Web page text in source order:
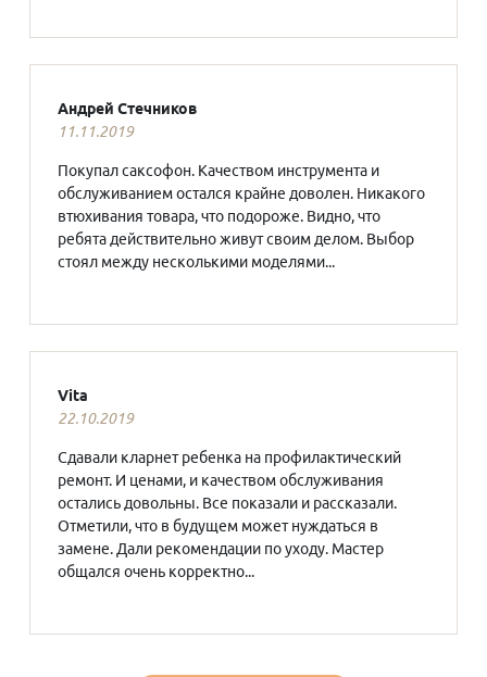
Андрей Стечников
11.11.2019
Покупал саксофон. Качеством инструмента и
обслуживанием остался крайне доволен. Никакого
втюхивания товара, что подороже. Видно, что
ребята действительно живут своим делом. Выбор
стоял между несколькими моделями...
Vita
22.10.2019
Сдавали кларнет ребенка на профилактический
ремонт. И ценами, и качеством обслуживания
остались довольны. Все показали и рассказали.
Отметили, что в будущем может нуждаться в
замене. Дали рекомендации по уходу. Мастер
общался очень корректно...